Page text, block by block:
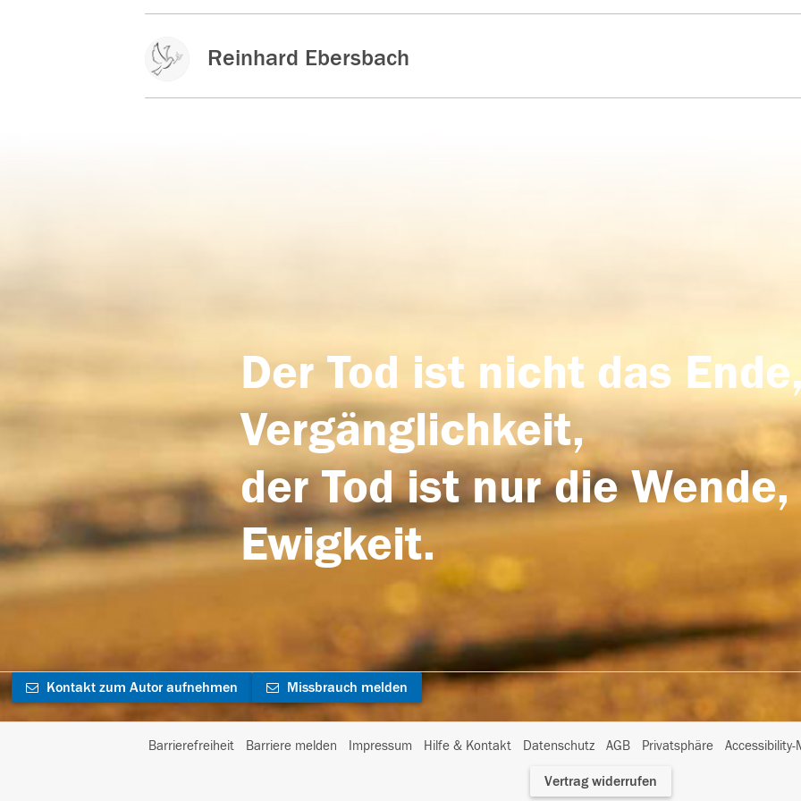
Reinhard Ebersbach
Der Tod ist nicht das
Vergänglichkeit,
der Tod ist nur die
Ewigkeit.
Kontakt zum Autor aufnehmen Missbrauch melden
Barrierefreiheit Barriere melden Impressum Hilfe & Kontakt Datenschutz AGB Privatsphäre
I
Vertrag widerrufen